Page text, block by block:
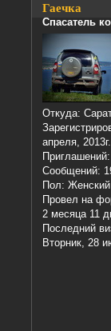
Гаечка
Спасатель
Откуда:
апреля, 2013г.
Приглашений:
Сообщений:
Пол: Женский
Провел на
2 месяца 11
Последний
Вторник, 28